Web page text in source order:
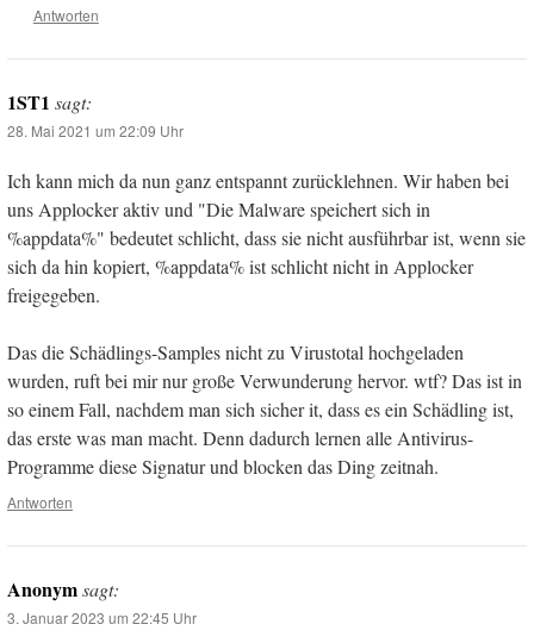
Antworten
1ST1 sagt:
28. Mai 2021 um 22:09 Uhr
Ich kann mich da nun ganz entspannt zurücklehnen. Wir haben bei
uns Applocker aktiv und "Die Malware speichert sich in
%appdata%" bedeutet schlicht, dass sie nicht ausführbar ist, wenn sie
sich da hin kopiert, %appdata% ist schlicht nicht in Applocker
freigegeben.
Das die Schädlings-Samples nicht zu Virustotal hochgeladen
wurden, ruft bei mir nur große Verwunderung hervor. wtf? Das ist in
so einem Fall, nachdem man sich sicher it, dass es ein Schädling ist,
das erste was man macht. Denn dadurch lernen alle Antivirus-
Programme diese Signatur und blocken das Ding zeitnah.
Antworten
Anonymsagt:
3. Januar 2023 um 22:45 Uhr